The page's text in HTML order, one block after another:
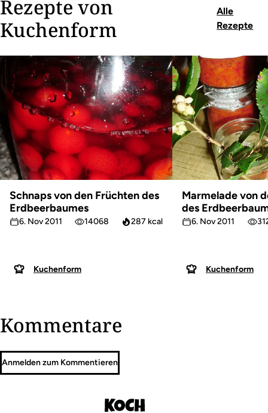
Rezepte von
Kuchenform
Alle
Rezepte
Schnaps von den Früchten des
Erdbeerbaumes
6. Nov 2011 14068 287 kcal
Kuchenform
Marmelade von
des
6. Nov 2011
Kuchenform
Kommentare
Anmelden zum Kommentieren